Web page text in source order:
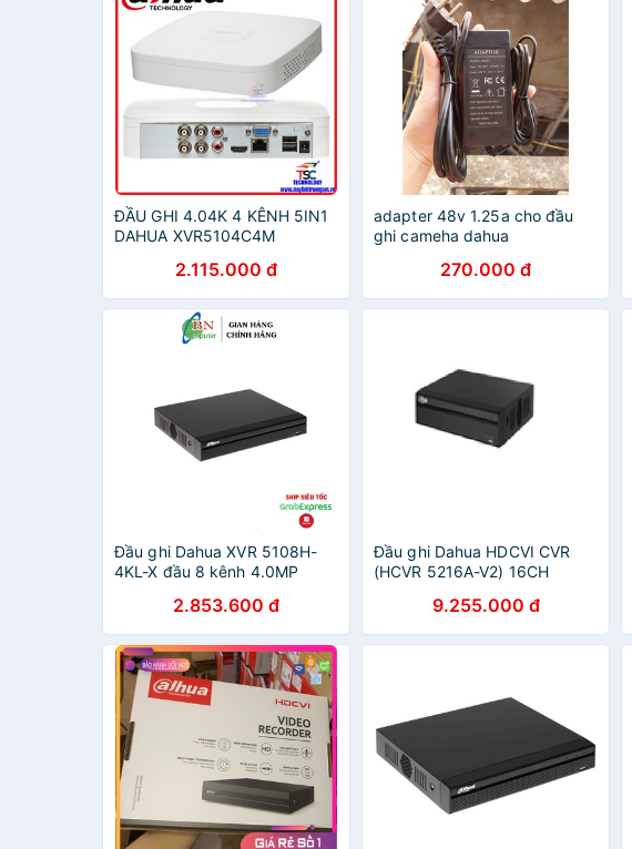
ĐẦU GHI 4.04K 4 KÊNH 5IN1
DAHUA XVR5104C4M
2.115.000 đ
adapter 48v 1.25a cho đầu
ghi cameha dahua
270.000 đ
Đầu ghi Dahua XVR 5108H-
4KL-X đầu 8 kênh 4.0MP
2.853.600 đ
Đầu ghi Dahua HDCVI CVR
(HCVR 5216A-V2) 16CH
9.255.000 đ